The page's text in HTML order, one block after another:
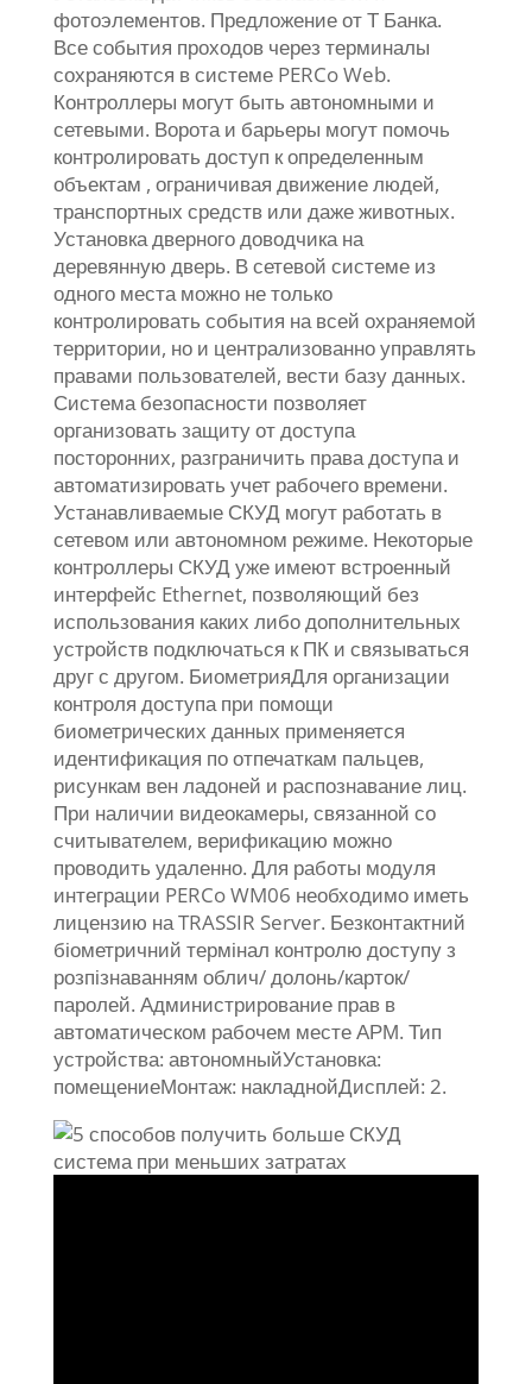
фотоэлементов. Предложение от Т Банка.
Все события проходов через терминалы
сохраняются в системе PERCo Web.
Контроллеры могут быть автономными и
сетевыми. Ворота и барьеры могут помочь
контролировать доступ к определенным
объектам , ограничивая движение людей,
транспортных средств или даже животных.
Установка дверного доводчика на
деревянную дверь. В сетевой системе из
одного места можно не только
контролировать события на всей охраняемой
территории, но и централизованно управлять
правами пользователей, вести базу данных.
Система безопасности позволяет
организовать защиту от доступа
посторонних, разграничить права доступа и
автоматизировать учет рабочего времени.
Устанавливаемые СКУД могут работать в
сетевом или автономном режиме. Некоторые
контроллеры СКУД уже имеют встроенный
интерфейс Ethernet, позволяющий без
использования каких либо дополнительных
устройств подключаться к ПК и связываться
друг с другом. БиометрияДля организации
контроля доступа при помощи
биометрических данных применяется
идентификация по отпечаткам пальцев,
рисункам вен ладоней и распознавание лиц.
При наличии видеокамеры, связанной со
считывателем, верификацию можно
проводить удаленно. Для работы модуля
интеграции PERCo WM06 необходимо иметь
лицензию на TRASSIR Server. Безконтактний
біометричний термінал контролю доступу з
розпізнаванням облич/ долонь/карток/
паролей. Администрирование прав в
автоматическом рабочем месте АРМ. Тип
устройства: автономныйУстановка:
помещениеМонтаж: накладнойДисплей: 2.